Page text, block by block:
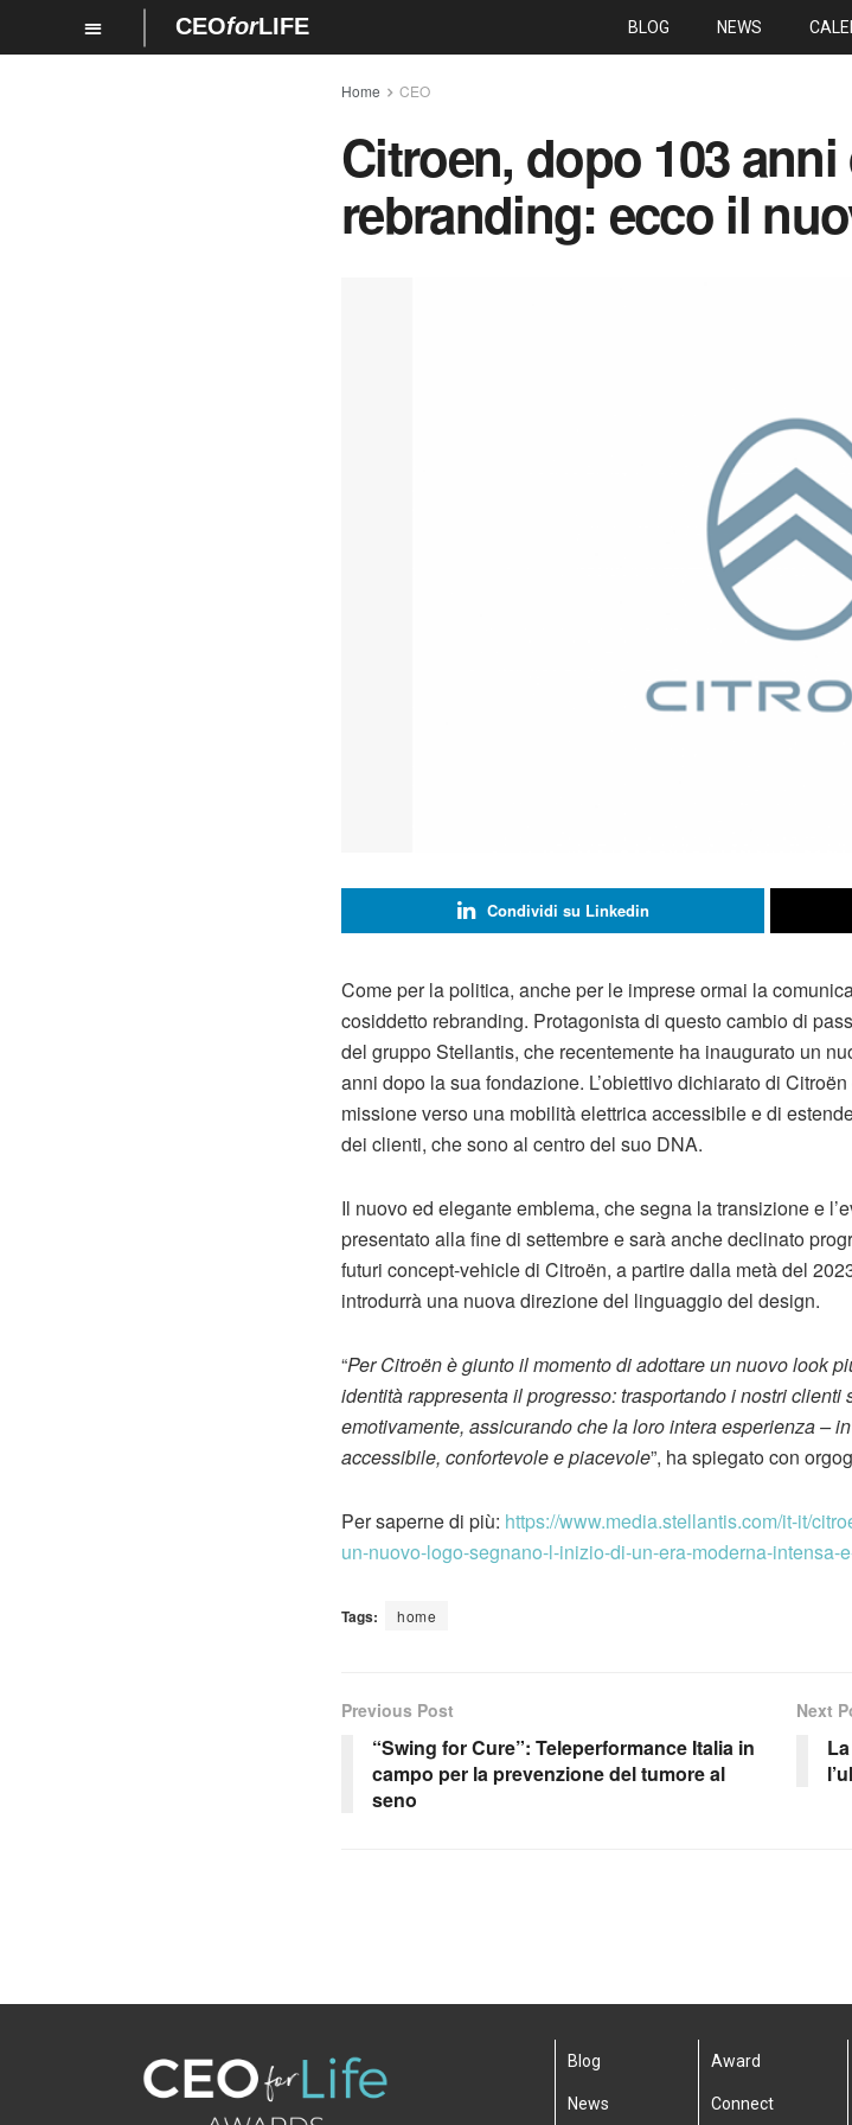
CEOforLIFE BLOG NEWS
Home CEO
Citroen, dopo 103 anni
rebranding: ecco il
Condividi su Linkedin
Come per la politica, anche per le imprese ormai la
cosiddetto rebranding. Protagonista di questo cambio di
del gruppo Stellantis, che recentemente ha inaugurato un
anni dopo la sua fondazione. L’obiettivo dichiarato di
missione verso una mobilità elettrica accessibile e di
dei clienti, che sono al centro del suo DNA.
Il nuovo ed elegante emblema, che segna la transizione e
presentato alla fine di settembre e sarà anche declinato
futuri concept-vehicle di Citroën, a partire dalla metà del
introdurrà una nuova direzione del linguaggio del design.
“Per Citroën è giunto il momento di adottare un nuovo look
identità rappresenta il progresso: trasportando i nostri
emotivamente, assicurando che la loro intera esperienza –
accessibile, confortevole e piacevole”, ha spiegato con
Per saperne di più: https://www.media.stellantis.com/it-it/
un-nuovo-logo-segnano-l-inizio-di-un-era-moderna-intensa-
Tags: home
Previous Post
“Swing for Cure”: Teleperformance Italia in
campo per la prevenzione del tumore al
seno
Next
Blog
News
Award
Connect